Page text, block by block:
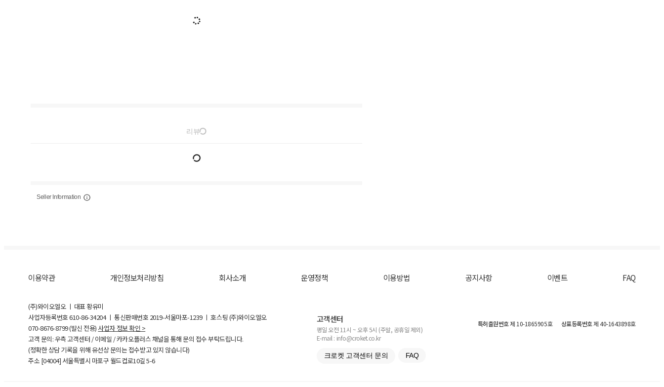
리뷰
Seller Information
이용약관 개인정보처리방침 회사소개 운영정책 이용방법 공지사항 이벤트 FAQ
(주)와이오엘오 ㅣ 대표 황유미
사업자등록번호610-86-34204ㅣ 통신판매번호 2019-서울마포-1239 ㅣ 호스팅 (주)와이오엘오
070-8676-8799 (발신 전용) 사업자 정보 확인 >
고객 문의: 우측 고객센터 / 이메일 / 카카오플러스 채널을 통해 문의 접수 부탁드립니다.
(정확한 상담 기록을 위해 유선상 문의는 접수받고 있지 않습니다)
주소 [04004] 서울특별시 마포구 월드컵로10길5-6
고객센터
평일 오전 11시 ~ 오후 5시 (주말, 공휴일 제외)
E-mail : info@croket.co.kr
크로켓 고객센터 문의 FAQ
특허출원번호제 10-1865905호 상표등록번호제 40-1643898호